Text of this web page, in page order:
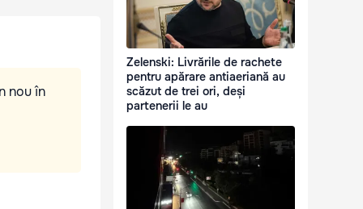
nou în
Zelenski: Livrările de rachete
pentru apărare antiaeriană au
scăzut de trei ori, deși
partenerii le au